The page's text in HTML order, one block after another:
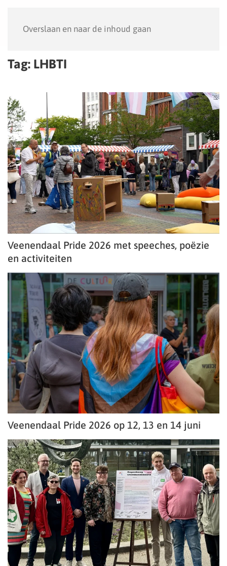
Overslaan en naar de inhoud gaan
Tag: LHBTI
Veenendaal Pride 2026 met speeches, poëzie
en activiteiten
Veenendaal Pride 2026 op 12, 13 en 14 juni